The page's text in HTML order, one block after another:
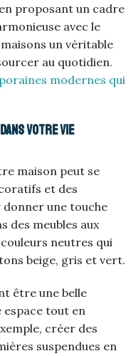
proposant un cadre
avec le
un véritable
au quotidien.
modernes qui
votre vie
maison peut se
et des
une touche
des meubles aux
neutres qui
beige, gris et vert.
être une belle
tout en
créer des
suspendues en